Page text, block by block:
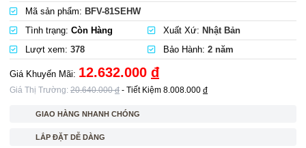
Mã sản phẩm: BFV-81SEHW
Tình trạng: Còn Hàng Xuất Xứ: Nhật Bản
Lượt xem: 378 Bảo Hành: 2 năm
Giá Khuyến Mãi: 12.632.000 đ
Giá Thị Trường: 20.640.000đ - Tiết Kiệm 8.008.000 đ
GIAO HÀNG NHANH CHÓNG
LẮP ĐẶT DỄ DÀNG